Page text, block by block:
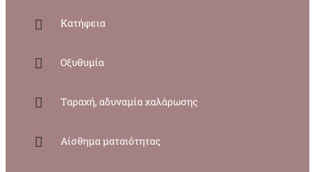
Κατήφεια
Οξυθυμία
Ταραχή, αδυναμία χαλάρωσης
Αίσθημα ματαιότητας